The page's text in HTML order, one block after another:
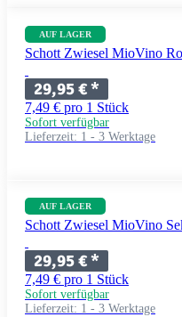
AUF LAGER
Schott Zwiesel MioVino
29,95 €*
7,49 € pro 1 Stück
Sofort verfügbar
Lieferzeit: 1 - 3 Werktage
AUF LAGER
Schott Zwiesel MioVino
29,95 €*
7,49 € pro 1 Stück
Sofort verfügbar
Lieferzeit: 1 - 3 Werktage